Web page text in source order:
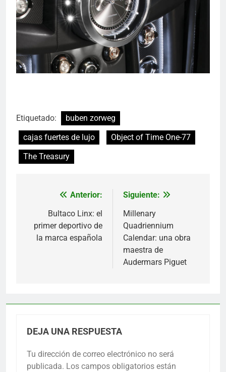
Etiquetado:
buben zorweg
cajas fuertes de lujo
Object of Time One-77
The Treasury
Navegación
entradas
Anterior:
Bultaco Linx: el
primer deportivo de
la marca española
Siguiente:
Millenary
Quadriennium
Calendar: una obra
maestra de
Audermars Piguet
DEJA UNA RESPUESTA
Tu dirección de correo electrónico no será
publicada. Los campos obligatorios están